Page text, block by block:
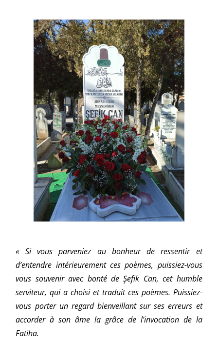
« Si vous parveniez au bonheur de ressentir et
d’entendre intérieurement ces poèmes, puissiez-vous
vous souvenir avec bonté de Şefik Can, cet humble
serviteur, qui a choisi et traduit ces poèmes. Puissiez-
vous porter un regard bienveillant sur ses erreurs et
accorder à son âme la grâce de l’invocation de la
Fatiha.